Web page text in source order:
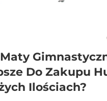
Do Zakupu
Ilościach?